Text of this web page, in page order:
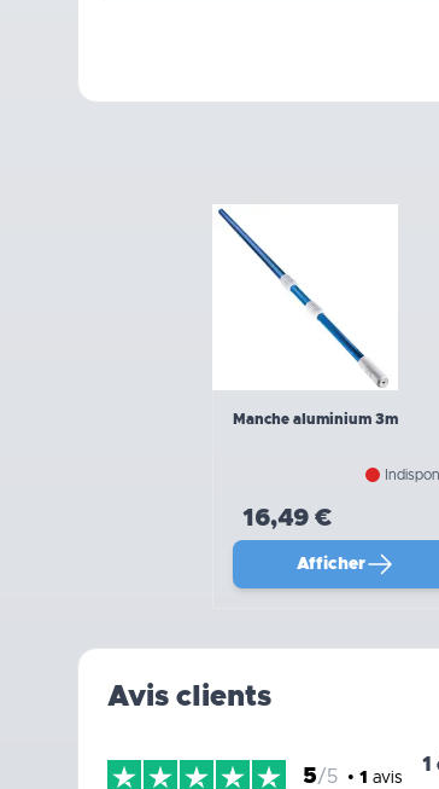
Manche aluminium 3m
16,49 €
Afficher
Avis clients
5/5 • 1 avis
1